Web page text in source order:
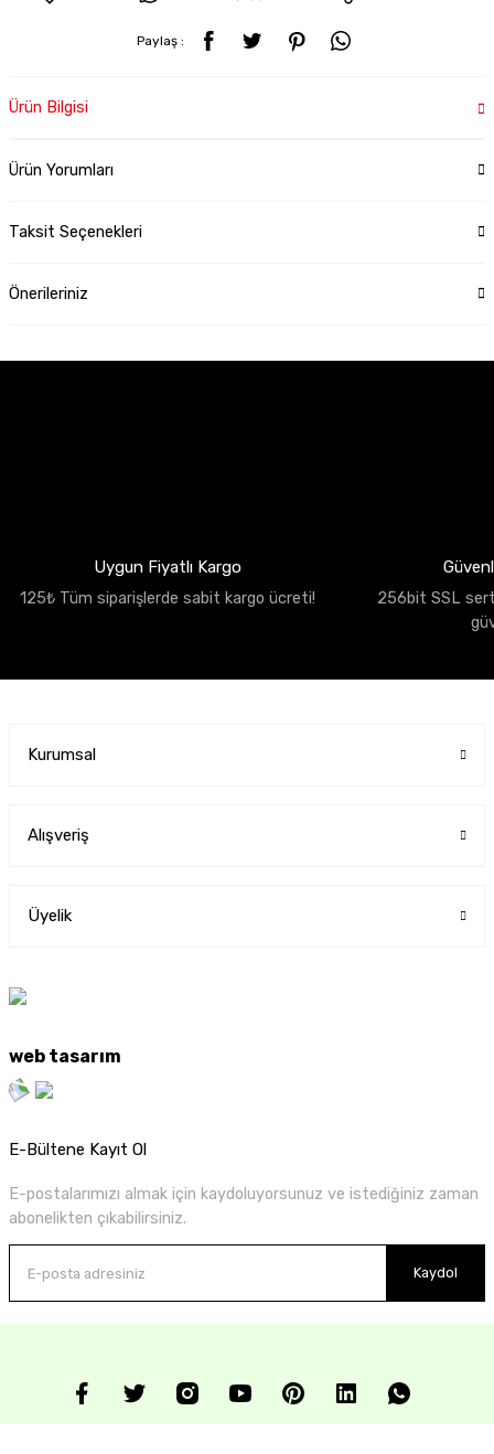
Paylaş :
Ürün Bilgisi
Ürün Yorumları
Taksit Seçenekleri
Önerileriniz
Uygun Fiyatlı Kargo
125₺ Tüm siparişlerde sabit kargo ücreti!
256bit SSL
Kurumsal
Alışveriş
Üyelik
web tasarım
E-Bültene Kayıt Ol
E-postalarımızı almak için kaydoluyorsunuz ve istediğiniz zaman
abonelikten çıkabilirsiniz.
Kaydol